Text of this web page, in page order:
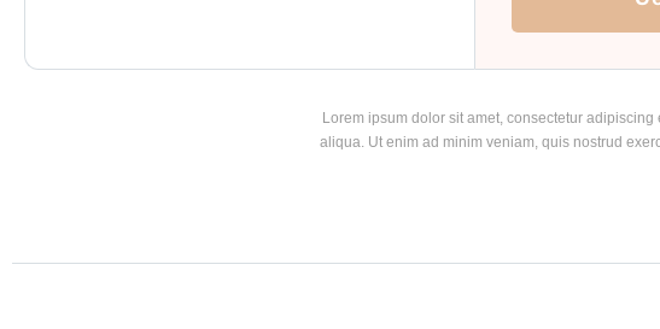
Lorem ipsum dolor sit amet, consectetur
aliqua. Ut enim ad minim veniam, quis nostrud